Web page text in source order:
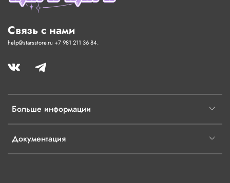
Больше информации
Документация
Связь с нами
help@starsstore.ru +7 981 211 36 84.